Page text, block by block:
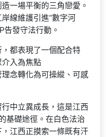
一場平衡的三角戀愛。
岸線維護引進“數字河
告發守法行動。
都表現了一個配合特
入為焦點
理念轉化為可操縱、可感
中立異成長，這是江西
基礎途徑。在白色法治
江西正摸索一條既有汗